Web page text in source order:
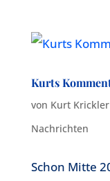
Kurts
von Kurt Krickler
Nachrichten
Schon Mitte